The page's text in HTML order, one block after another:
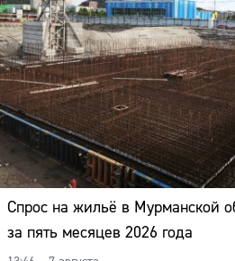
Спрос на жильё в Мурманской
за пять месяцев 2026 года